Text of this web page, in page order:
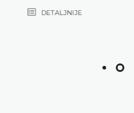
DETALJNIJE